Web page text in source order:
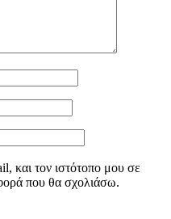
και τον ιστότοπο μου σε
που θα σχολιάσω.